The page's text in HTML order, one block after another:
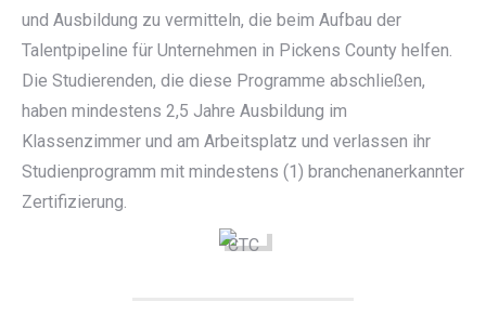
und Ausbildung zu vermitteln, die beim Aufbau der
Talentpipeline für Unternehmen in Pickens County helfen.
Die Studierenden, die diese Programme abschließen,
haben mindestens 2,5 Jahre Ausbildung im
Klassenzimmer und am Arbeitsplatz und verlassen ihr
Studienprogramm mit mindestens (1) branchenanerkannter
Zertifizierung.